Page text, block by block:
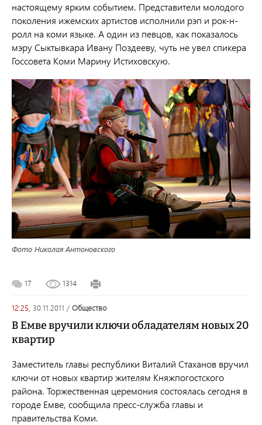
настоящему ярким событием. Представители молодого
поколения ижемских артистов исполнили рэп и рок-н-
ролл на коми языке. А один из певцов, как показалось
мэру Сыктывкара Ивану Поздееву, чуть не увел спикера
Госсовета Коми Марину Истиховскую.
Фото Николая Антоновского
17 1314
12:25, 30.11.2011 / общество
В Емве вручили ключи обладателям новых 20
квартир
Заместитель главы республики Виталий Стаханов вручил
ключи от новых квартир жителям Княжпогостского
района. Торжественная церемония состоялась сегодня в
городе Емве, сообщила пресс-служба главы и
правительства Коми.